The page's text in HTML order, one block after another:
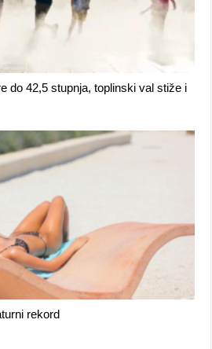
do 42,5 stupnja, toplinski val stiže i
rekord